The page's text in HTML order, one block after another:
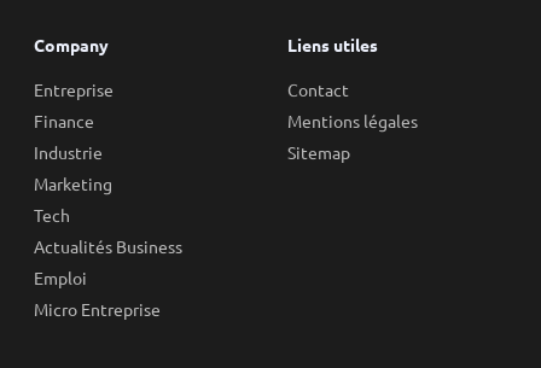
Company
Entreprise
Finance
Industrie
Marketing
Tech
Actualités Business
Emploi
Micro Entreprise
Liens utiles
Contact
Mentions légales
Sitemap